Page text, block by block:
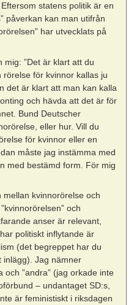
statens politik är en
påverkan kan man utifrån
har utvecklats på
mig: ”Det är klart att du
för kvinnor kallas ju
det är klart att man kan kalla
och hävda att det är för
Bund Deutscher
eller hur. Vill du
för kvinnor eller en
måste jag instämma med
med bestämd form. För mig
kvinnorörelse och
och
anser är relevant,
politiskt inflytande är
(det begreppet har du
inlägg). Jag nämner
”andra” (jag orkade inte
– undantaget SD:s,
är feministiskt i riksdagen